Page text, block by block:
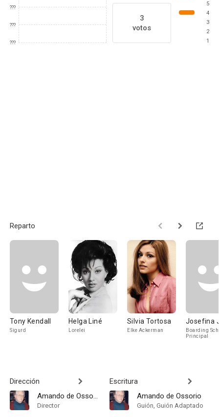
???
???
???
3
votos
5
4
3
2
1
Reparto
Tony Kendall
Sigurd
Helga Liné
Lorelei
Silvia Tortosa
Elke Ackerman
Josefina
Boarding
Principal
Dirección
Amando de Ossorio
Director
Escritura
Amando de Ossorio
Guión, Guión Adaptado